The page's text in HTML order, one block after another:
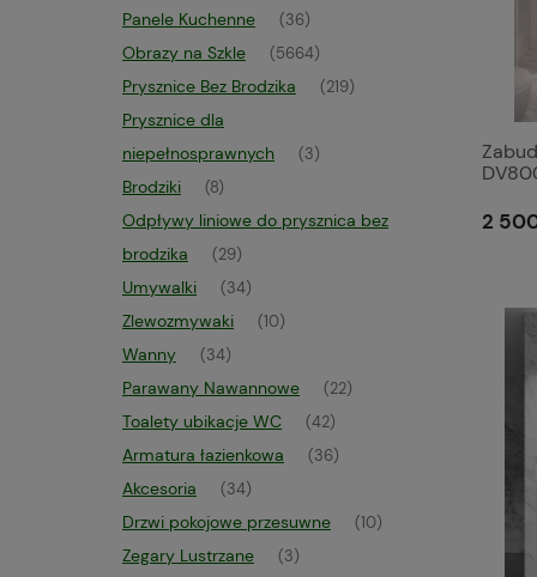
Panele Kuchenne (36)
Obrazy na Szkle (5664)
Prysznice Bez Brodzika (219)
Prysznice dla
niepełnosprawnych
(3)
Brodziki (8)
Odpływy liniowe do prysznica bez
brodzika
(29)
Umywalki (34)
Zlewozmywaki (10)
Wanny (34)
Parawany Nawannowe (22)
Toalety ubikacje WC (42)
Armatura łazienkowa (36)
Akcesoria (34)
Drzwi pokojowe przesuwne (10)
Zegary Lustrzane (3)
2